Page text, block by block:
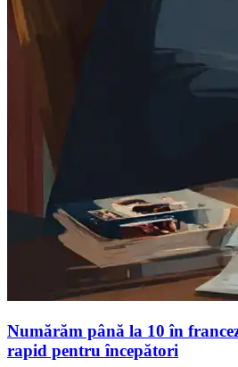
Numărăm până la 10 în
rapid pentru începători